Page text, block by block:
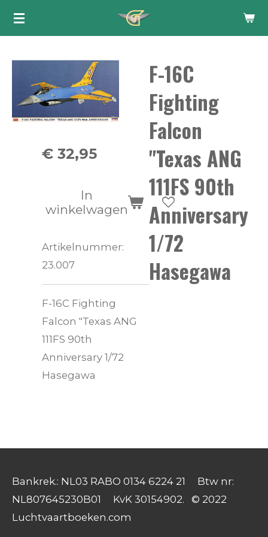
Ga
hoofdinhoud
F-16C
Fighting
Falcon
"Texas ANG
111FS 90th
Anniversary
1/72
Hasegawa
€ 32,95
In
winkelwagen
Artikelnummer:
23.007
F-16C Fighting
Falcon "Texas ANG
111FS 90th
Anniversary 1/72
Hasegawa
Bankrek.: NL03 RABO 0134 6224 21 Btw nr:
NL807645230B01 KvK 30154902. © 2022
Luchtvaartboeken.com